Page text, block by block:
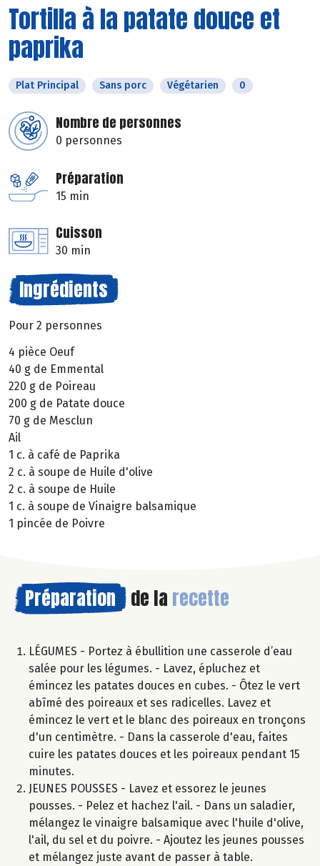
Tortilla à la patate douce et
paprika
Plat Principal Sans porc Végétarien 0
Nombre de personnes
0 personnes
Préparation
15 min
Cuisson
30 min
Ingrédients
Pour 2 personnes
4 pièce Oeuf
40 g de Emmental
220 g de Poireau
200 g de Patate douce
70 g de Mesclun
Ail
1 c. à café de Paprika
2 c. à soupe de Huile d'olive
2 c. à soupe de Huile
1 c. à soupe de Vinaigre balsamique
1 pincée de Poivre
Préparation de la recette
LÉGUMES - Portez à ébullition une casserole d’eau
salée pour les légumes. - Lavez, épluchez et
émincez les patates douces en cubes. - Ôtez le vert
abîmé des poireaux et ses radicelles. Lavez et
émincez le vert et le blanc des poireaux en tronçons
d'un centimètre. - Dans la casserole d'eau, faites
cuire les patates douces et les poireaux pendant 15
minutes.
JEUNES POUSSES - Lavez et essorez le jeunes
pousses. - Pelez et hachez l'ail. - Dans un saladier,
mélangez le vinaigre balsamique avec l'huile d'olive,
l'ail, du sel et du poivre. - Ajoutez les jeunes pousses
et mélangez juste avant de passer à table.